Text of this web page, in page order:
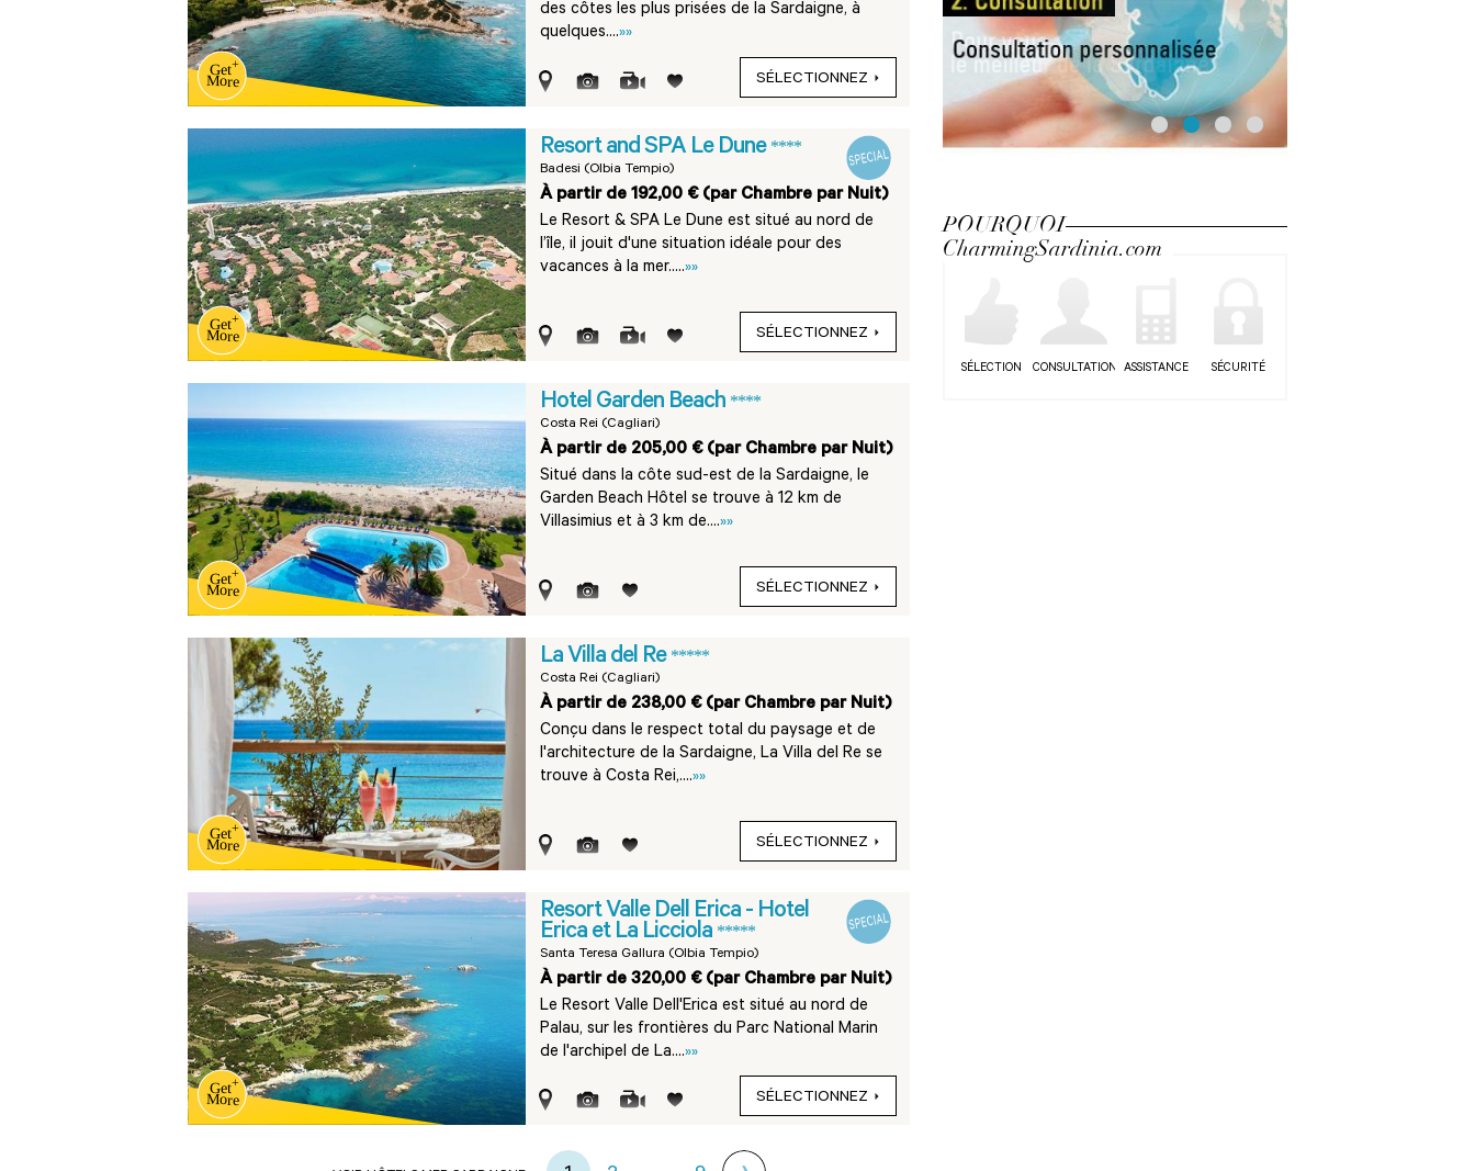
des côtes les plus prisées de la Sardaigne, à
quelques....»»
SÉLECTIONNEZ
Resort and SPA Le Dune ****
Badesi (Olbia Tempio)
À partir de 192,00 € (par Chambre par Nuit)
Le Resort & SPA Le Dune est situé au nord de
l’île, il jouit d'une situation idéale pour des
vacances à la mer.....»»
SÉLECTIONNEZ
Hotel Garden Beach ****
Costa Rei (Cagliari)
À partir de 205,00 € (par Chambre par Nuit)
Situé dans la côte sud-est de la Sardaigne, le
Garden Beach Hôtel se trouve à 12 km de
Villasimius et à 3 km de....»»
SÉLECTIONNEZ
La Villa del Re *****
Costa Rei (Cagliari)
À partir de 238,00 € (par Chambre par Nuit)
Conçu dans le respect total du paysage et de
l'architecture de la Sardaigne, La Villa del Re se
trouve à Costa Rei,....»»
SÉLECTIONNEZ
Resort Valle Dell Erica - Hotel
Erica et La Licciola *****
Santa Teresa Gallura (Olbia Tempio)
À partir de 320,00 € (par Chambre par Nuit)
Le Resort Valle Dell'Erica est situé au nord de
Palau, sur les frontières du Parc National Marin
de l'archipel de La....»»
SÉLECTIONNEZ
POURQUOI
CharmingSardinia.com
SÉLECTION CONSULTATION ASSISTANCE SÉCURITÉ